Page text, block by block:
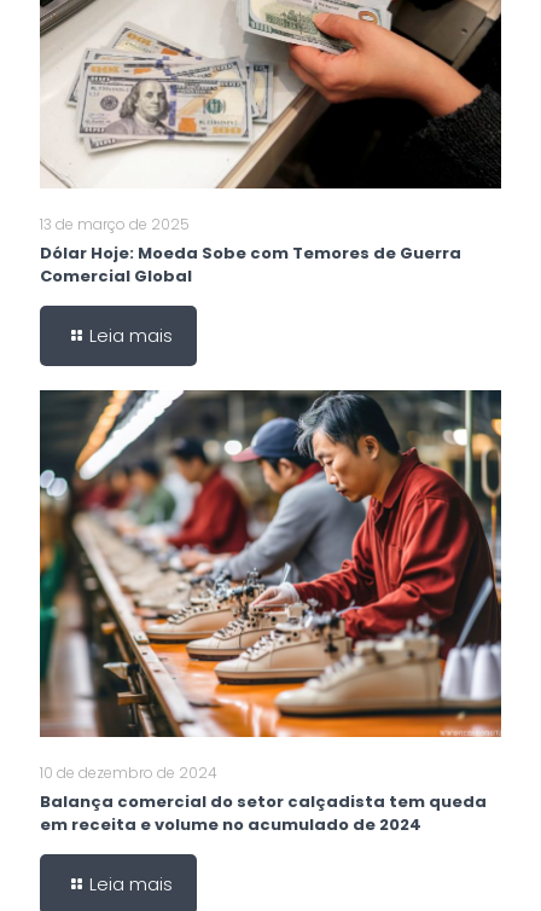
13 de março de 2025
Dólar Hoje: Moeda Sobe com Temores de Guerra
Comercial Global
Leia mais
10 de dezembro de 2024
Balança comercial do setor calçadista tem queda
em receita e volume no acumulado de 2024
Leia mais